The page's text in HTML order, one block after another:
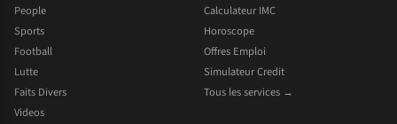
People
Sports
Football
Lutte
Faits Divers
Videos
Calculateur IMC
Horoscope
Offres Emploi
Simulateur Credit
Tous les services →